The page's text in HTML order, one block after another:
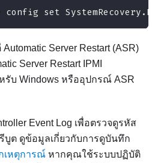
set
Server Restart (ASR)
Server Restart IPMI
รับ Windows หรืออุปกรณ์ ASR
Event Log เพื่อตรวจดูรหัส
บูต ดูข้อมูลเกี่ยวกับการดูบันทึก
เหตุการณ์ หากคุณใช้ระบบปฏิบัติ